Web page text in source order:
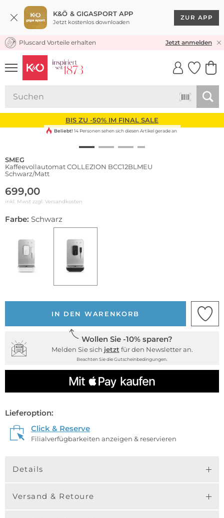
K&Ö & GIGASPORT APP
Jetzt kostenlos downloaden
ZUR APP
KOSTENLOSER VERSAND* & RÜCKVERSAND
Pluscard Vorteile erhalten Jetzt anmelden
UNSERE APP
CLICK &
BIS ZU -50% IM FINAL SALE
Beliebt! 14 Personen sehen sich diesen Artikel gerade an
SMEG
Kaffeevollautomat COLLEZION BCC12BLMEU
Schwarz/Matt
699,00
inkl. Mwst zzgl. Versandkosten
Farbe: Schwarz
IN DEN WARENKORB
Wollen Sie -10% sparen?
Melden Sie sich jetzt für den Newsletter an.
Beachten Sie die Gutscheinbedingungen.
Lieferoption:
Click & Reserve
Filialverfügbarkeiten anzeigen & reservieren
Details
Versand & Retoure